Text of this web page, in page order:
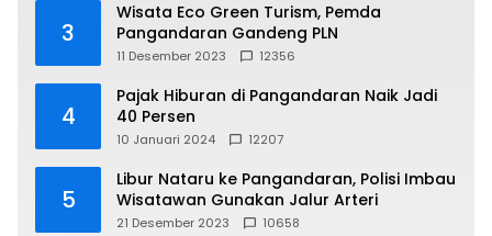
3
Wisata Eco Green Turism, Pemda
Pangandaran Gandeng PLN
11 Desember 2023 12356
4
Pajak Hiburan di Pangandaran Naik Jadi
40 Persen
10 Januari 2024 12207
5
Libur Nataru ke Pangandaran, Polisi Imbau
Wisatawan Gunakan Jalur Arteri
21 Desember 2023 10658